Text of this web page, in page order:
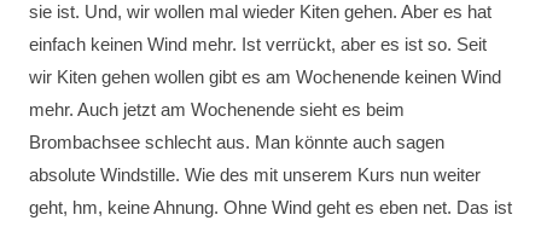
sie ist. Und, wir wollen mal wieder Kiten gehen. Aber es hat
einfach keinen Wind mehr. Ist verrückt, aber es ist so. Seit
wir Kiten gehen wollen gibt es am Wochenende keinen Wind
mehr. Auch jetzt am Wochenende sieht es beim
Brombachsee schlecht aus. Man könnte auch sagen
absolute Windstille. Wie des mit unserem Kurs nun weiter
geht, hm, keine Ahnung. Ohne Wind geht es eben net. Das ist